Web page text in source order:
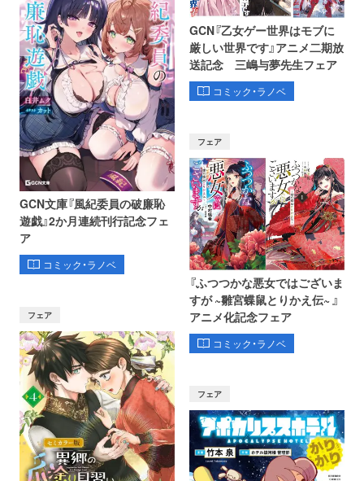
GCN文庫『風紀委員の破廉恥
遊戯』2か月連続刊行記念フェ
ア
コミック・ラノベ
GCN『乙女ゲー世界はモブに
厳しい世界です』アニメ二期放
送記念 三嶋与夢先生フェア
コミック・ラノベ
フェア
フェア
『ふつつかな悪女ではございま
すが ~雛宮蝶鼠とりかえ伝~ 』
アニメ化記念フェア
コミック・ラノベ
フェア